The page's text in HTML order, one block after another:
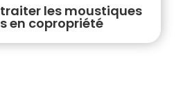
les moustiques
en copropriété